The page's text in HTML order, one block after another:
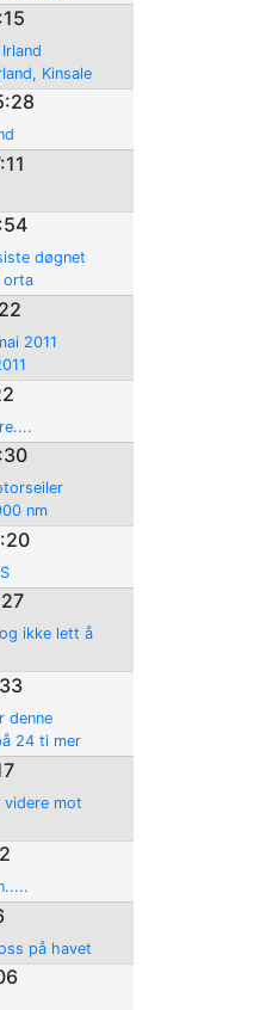
Kinsale
døgnet
orta
2011
nm
ikke lett å
denne
24 ti mer
mot
på havet